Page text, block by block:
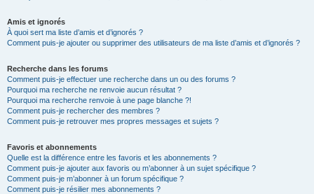
Amis et ignorés
À quoi sert ma liste d’amis et d’ignorés ?
Comment puis-je ajouter ou supprimer des utilisateurs de ma liste d’amis et d’ignorés ?
Recherche dans les forums
Comment puis-je effectuer une recherche dans un ou des forums ?
Pourquoi ma recherche ne renvoie aucun résultat ?
Pourquoi ma recherche renvoie à une page blanche ?!
Comment puis-je rechercher des membres ?
Comment puis-je retrouver mes propres messages et sujets ?
Favoris et abonnements
Quelle est la différence entre les favoris et les abonnements ?
Comment puis-je ajouter aux favoris ou m’abonner à un sujet spécifique ?
Comment puis-je m’abonner à un forum spécifique ?
Comment puis-je résilier mes abonnements ?